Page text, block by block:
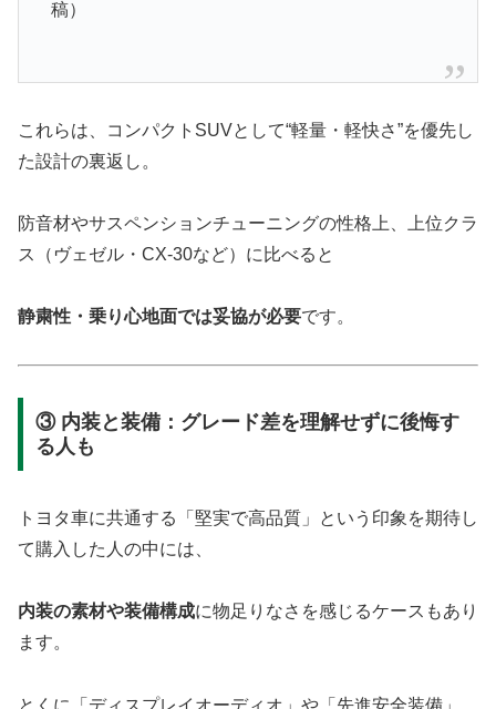
稿）
これらは、コンパクトSUVとして“軽量・軽快さ”を優先し
た設計の裏返し。
防音材やサスペンションチューニングの性格上、上位クラ
ス（ヴェゼル・CX-30など）に比べると
静粛性・乗り心地面では妥協が必要です。
③ 内装と装備：グレード差を理解せずに後悔す
る人も
トヨタ車に共通する「堅実で高品質」という印象を期待し
て購入した人の中には、
内装の素材や装備構成に物足りなさを感じるケースもあり
ます。
とくに「ディスプレイオーディオ」や「先進安全装備」